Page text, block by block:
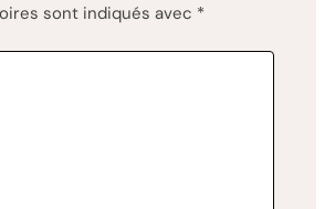
sont indiqués avec *